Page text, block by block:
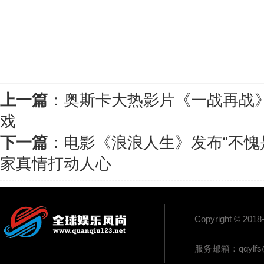
上一篇 ： 奥斯卡大热影片《一战再战
戏
下一篇 ： 电影《浪浪人生》发布“不
家真情打动人心
Copyright ©
服务邮箱：